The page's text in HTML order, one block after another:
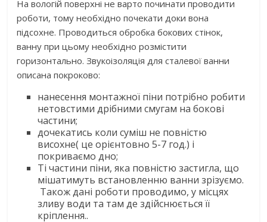
На вологій поверхні не варто починати проводити
роботи, тому необхідно почекати доки вона
підсохне. Проводиться обробка бокових стінок,
ванну при цьому необхідно розмістити
горизонтально. Звукоізоляція для сталевої ванни
описана покроково:
нанесення монтажної піни потрібно робити
нетовстими дрібними смугам на бокові
частини;
дочекатись коли суміш не повністю
висохне( це орієнтовно 5-7 год.) і
покриваємо дно;
Ті частини піни, яка повністю застигла, що
мішатимуть встановленню ванни зрізуємо.
Також дані роботи проводимо, у місцях
зливу води та там де здійснюється її
кріплення..